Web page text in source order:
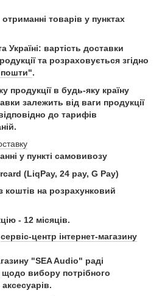
товарів у пунктах
Україні: вартість доставки
та розраховується згідно
.
продукції в будь-яку країну
залежить від ваги продукції
до тарифів
у пункті самовивозу
(LiqPay, 24 pay, G Pay)
коштів на розрахунковий
- 12 місяців.
сервіс-центр інтернет-магазину
"SEA Audio" раді
вибору потрібного